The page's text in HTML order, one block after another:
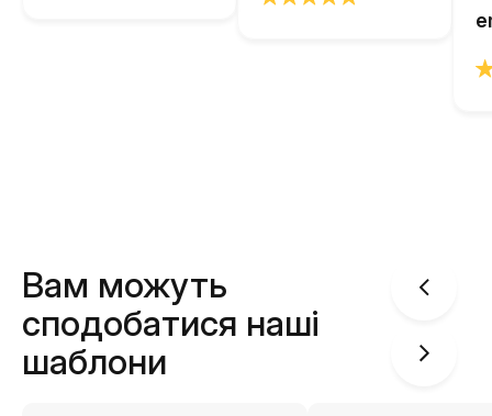
Вам можуть
сподобатися наші
шаблони